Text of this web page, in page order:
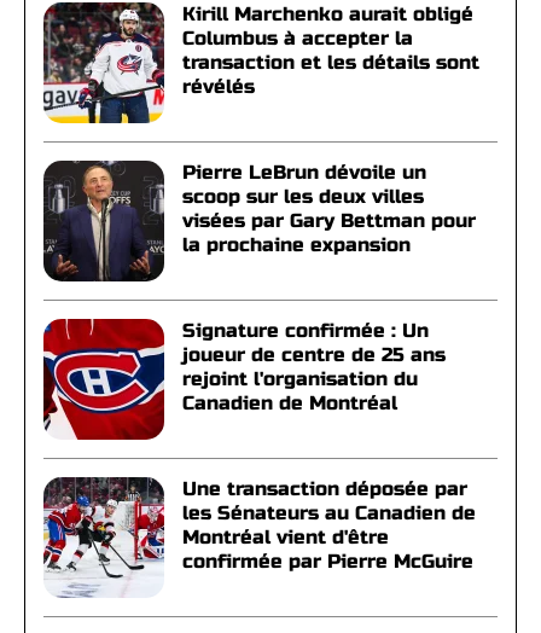
Kirill Marchenko aurait obligé
Columbus à accepter la
transaction et les détails sont
révélés
Pierre LeBrun dévoile un
scoop sur les deux villes
visées par Gary Bettman pour
la prochaine expansion
Signature confirmée : Un
joueur de centre de 25 ans
rejoint l'organisation du
Canadien de Montréal
Une transaction déposée par
les Sénateurs au Canadien de
Montréal vient d'être
confirmée par Pierre McGuire